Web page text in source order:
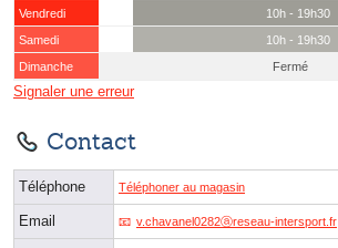
Vendredi
10h - 19h30
Samedi
10h - 19h30
Dimanche
Fermé
Signaler une erreur
Contact
Téléphone Téléphoner au magasin
Email v.chavanel0282ⓐreseau-intersport.fr